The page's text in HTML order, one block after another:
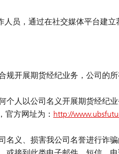
员，通过在社交媒体平台建
规开展期货经纪业务，公司的
个人以公司名义开展期货经纪
官方网址为： http://
义、损害我公司名誉进行诈